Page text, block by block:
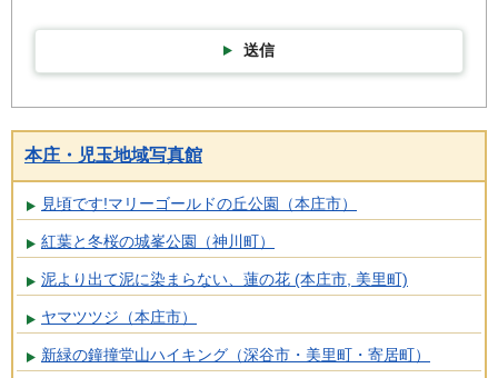
送信
本庄・児玉地域写真館
見頃です!マリーゴールドの丘公園（本庄市）
紅葉と冬桜の城峯公園（神川町）
泥より出て泥に染まらない、蓮の花 (本庄市, 美里町)
ヤマツツジ（本庄市）
新緑の鐘撞堂山ハイキング（深谷市・美里町・寄居町）